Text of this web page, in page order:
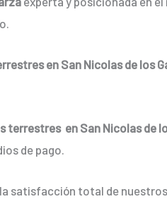
en San Nicolas de los
terrestres en San Nicolas de
de pago.
satisfacción total de